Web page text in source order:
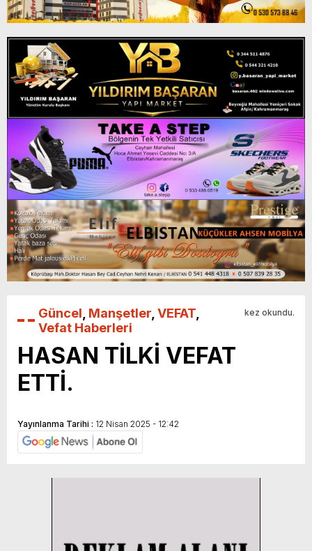
Güncel Manşetler VEFAT
Vefat Haberleri
kez okundu.
HASAN TİLKİ VEFAT
ETTİ.
Yayınlanma Tarihi : 12 Nisan 2025 - 12:42